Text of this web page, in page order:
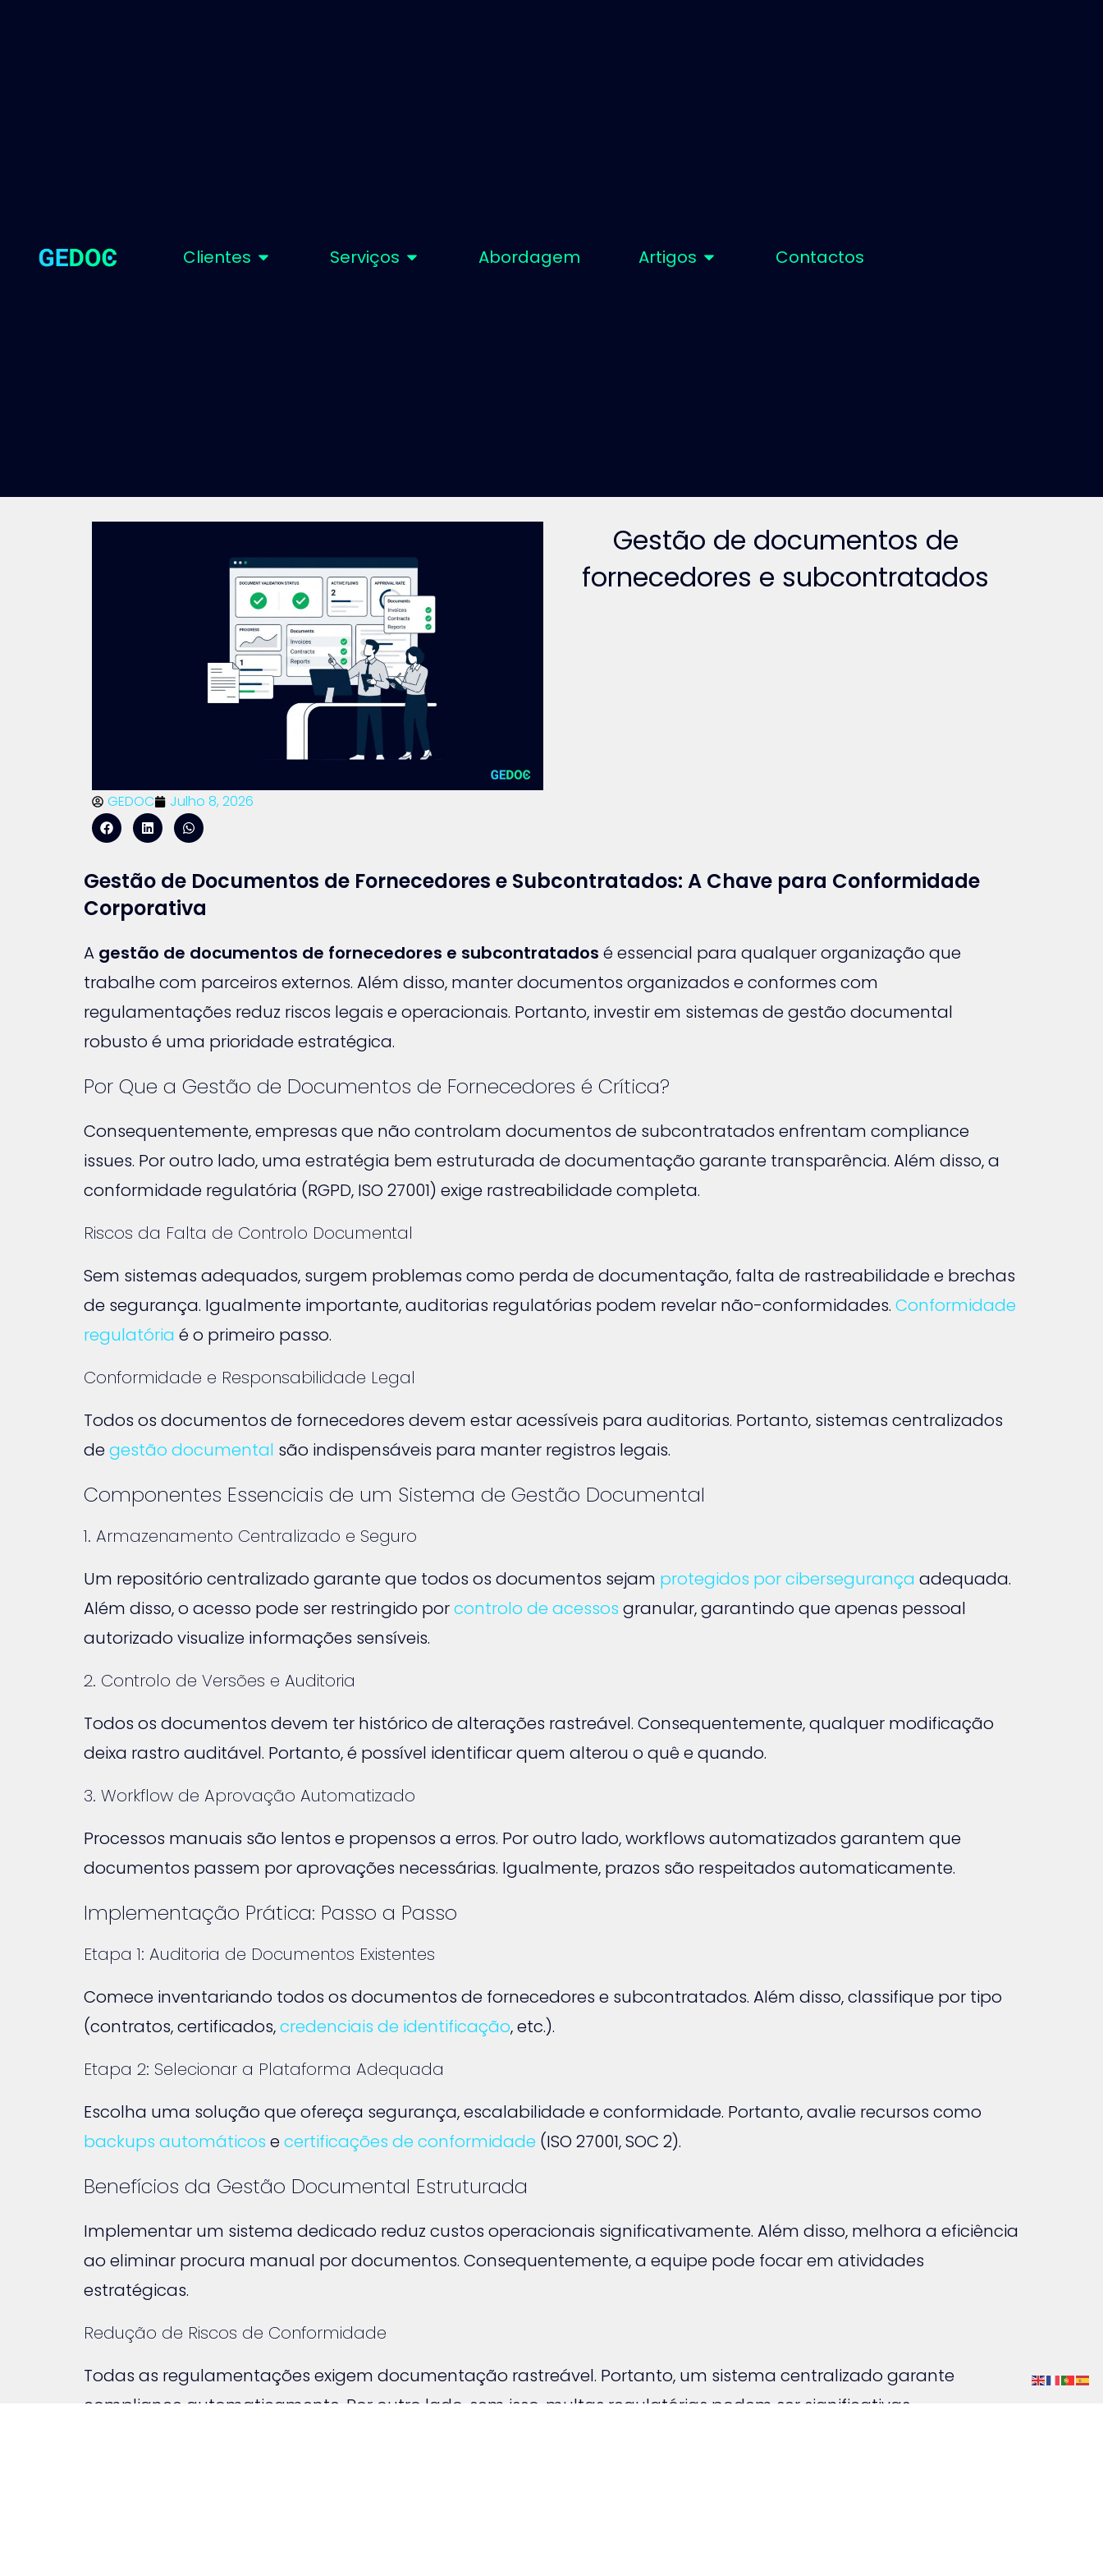
Clientes Serviços Abordagem Artigos Contactos
GEDOC Julho 8, 2026
Gestão de documentos de
fornecedores e subcontratados
Gestão de Documentos de Fornecedores e Subcontratados: A Chave para Conformidade
Corporativa
A gestão de documentos de fornecedores e subcontratados é essencial para qualquer organização que
trabalhe com parceiros externos. Além disso, manter documentos organizados e conformes com
regulamentações reduz riscos legais e operacionais. Portanto, investir em sistemas de gestão documental
robusto é uma prioridade estratégica.
Por Que a Gestão de Documentos de Fornecedores é Crítica?
Consequentemente, empresas que não controlam documentos de subcontratados enfrentam compliance
issues. Por outro lado, uma estratégia bem estruturada de documentação garante transparência. Além disso, a
conformidade regulatória (RGPD, ISO 27001) exige rastreabilidade completa.
Riscos da Falta de Controlo Documental
Sem sistemas adequados, surgem problemas como perda de documentação, falta de rastreabilidade e brechas
de segurança. Igualmente importante, auditorias regulatórias podem revelar não-conformidades. Conformidade
regulatória é o primeiro passo.
Conformidade e Responsabilidade Legal
Todos os documentos de fornecedores devem estar acessíveis para auditorias. Portanto, sistemas centralizados
degestão documental são indispensáveis para manter registros legais.
Componentes Essenciais de um Sistema de Gestão Documental
1. Armazenamento Centralizado e Seguro
Um repositório centralizado garante que todos os documentos sejam protegidos por cibersegurança adequada.
Além disso, o acesso pode ser restringido porcontrolo de acessos granular, garantindo que apenas pessoal
autorizado visualize informações sensíveis.
2. Controlo de Versões e Auditoria
Todos os documentos devem ter histórico de alterações rastreável. Consequentemente, qualquer modificação
deixa rastro auditável. Portanto, é possível identificar quem alterou o quê e quando.
3. Workflow de Aprovação Automatizado
Processos manuais são lentos e propensos a erros. Por outro lado, workflows automatizados garantem que
documentos passem por aprovações necessárias. Igualmente, prazos são respeitados automaticamente.
Implementação Prática: Passo a Passo
Etapa 1: Auditoria de Documentos Existentes
Comece inventariando todos os documentos de fornecedores e subcontratados. Além disso, classifique por tipo
(contratos, certificados,credenciais de identificação, etc.).
Etapa 2: Selecionar a Plataforma Adequada
Escolha uma solução que ofereça segurança, escalabilidade e conformidade. Portanto, avalie recursos como
backups automáticos ecertificações de conformidade (ISO 27001, SOC 2).
Benefícios da Gestão Documental Estruturada
Implementar um sistema dedicado reduz custos operacionais significativamente. Além disso, melhora a eficiência
ao eliminar procura manual por documentos. Consequentemente, a equipe pode focar em atividades
estratégicas.
Redução de Riscos de Conformidade
Todas as regulamentações exigem documentação rastreável. Portanto, um sistema centralizado garante
compliance automaticamente. Por outro lado, sem isso, multas regulatórias podem ser significativas.